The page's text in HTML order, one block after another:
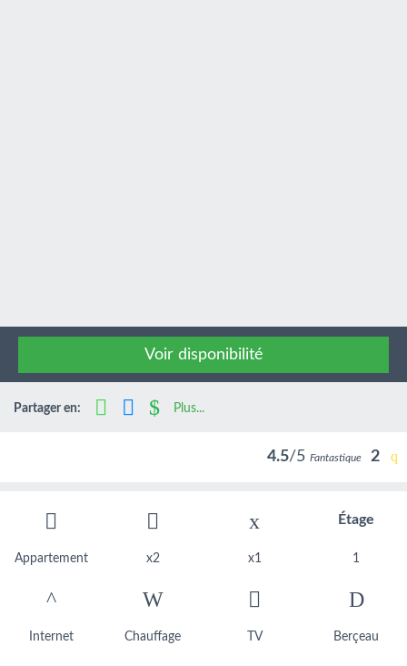
Voir disponibilité
Partager en: Plus...
4.5/5 Fantastique 2
Étage
Appartement x2 x1 1
Internet Chauffage TV Berçeau